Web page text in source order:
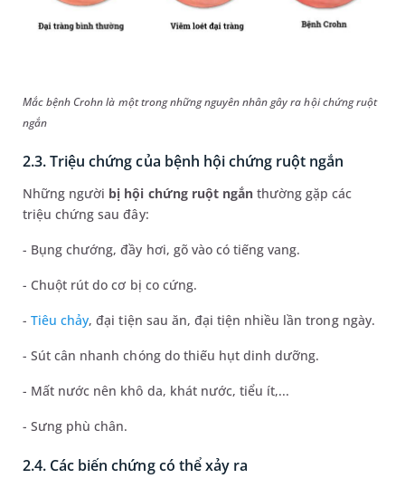
Mắc bệnh Crohn là một trong những nguyên nhân gây ra hội chứng ruột
ngắn
2.3. Triệu chứng của bệnh hội chứng ruột ngắn
Những người bị hội chứng ruột ngắnthường gặp các
triệu chứng sau đây:
- Bụng chướng, đầy hơi, gõ vào có tiếng vang.
- Chuột rút do cơ bị co cứng.
-Tiêu chảy, đại tiện sau ăn, đại tiện nhiều lần trong ngày.
- Sút cân nhanh chóng do thiếu hụt dinh dưỡng.
- Mất nước nên khô da, khát nước, tiểu ít,...
- Sưng phù chân.
2.4. Các biến chứng có thể xảy ra